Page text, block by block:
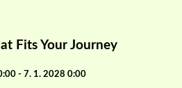
Fits Your Journey
- 7. 1. 2028 0:00